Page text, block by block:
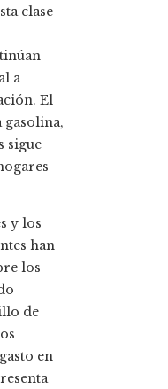
clase
a
El
gasolina,
sigue
y los
han
los
de
en